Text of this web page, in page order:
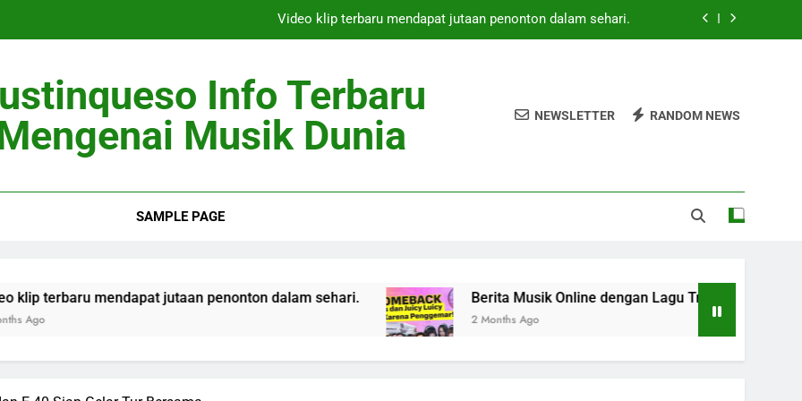
Video klip terbaru mendapat jutaan penonton dalam sehari.
Artis Top Dunia Rilis Lagu Baru Mei 2026 Heboh Global
Penyanyi Pendatang Baru Curi Perhatian Pecinta Musik
Info Terbaru
Musik Dunia
NEWSLETTER RANDOM NEWS
SAMPLE PAGE
mendapat jutaan penonton dalam sehari. Berita Musik Online dengan Lagu Trending Masa Kini
2 Months Ago